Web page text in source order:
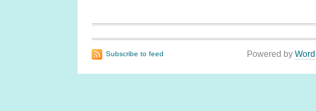
Subscribe to feed Powered by